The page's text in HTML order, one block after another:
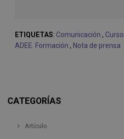
ETIQUETAS: Comunicación ,
ADEE. Formación , Nota de prensa
CATEGORÍAS
Artículo